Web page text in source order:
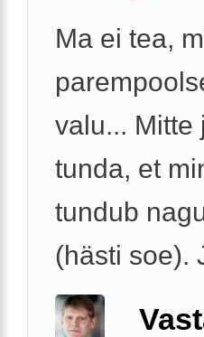
Ma ei tea,
valu... Mitte
tunda, et
tundub
(hästi soe).